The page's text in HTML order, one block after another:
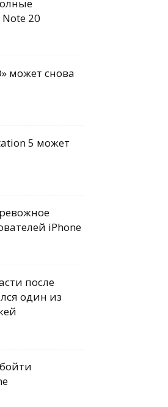
20
может снова
5 может
iPhone
после
один из